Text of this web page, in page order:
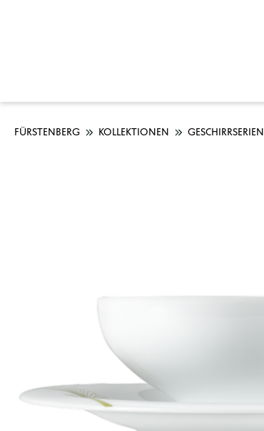
FÜRSTENBERG KOLLEKTIONEN GESCHIRRSERIEN